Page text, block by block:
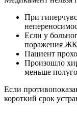
При
Если у
поражения
Пациент
Произошло
меньше
Если
короткий срок